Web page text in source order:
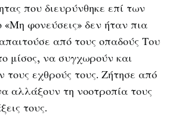
που διευρύνθηκε επί των
φονεύσεις» δεν ήταν πια
από τους οπαδούς Του
μίσος, να συγχωρούν και
εχθρούς τους. Ζήτησε από
αλλάξουν τη νοοτροπία τους
τους.